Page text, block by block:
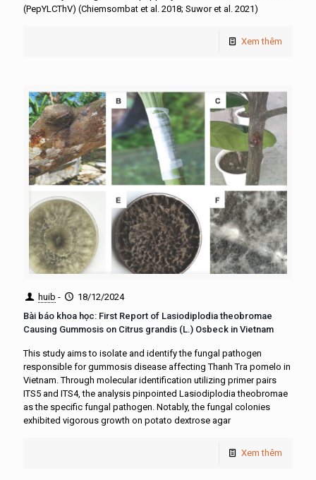
(PepYLCThV) (Chiemsombat et al. 2018; Suwor et al. 2021)
Xem thêm
huib -
18/12/2024
Bài báo khoa học: First Report of Lasiodiplodia theobromae
Causing Gummosis on Citrus grandis (L.) Osbeck in Vietnam
This study aims to isolate and identify the fungal pathogen
responsible for gummosis disease affecting Thanh Tra pomelo in
Vietnam. Through molecular identification utilizing primer pairs
ITS5 and ITS4, the analysis pinpointed Lasiodiplodia theobromae
as the specific fungal pathogen. Notably, the fungal colonies
exhibited vigorous growth on potato dextrose agar
Xem thêm